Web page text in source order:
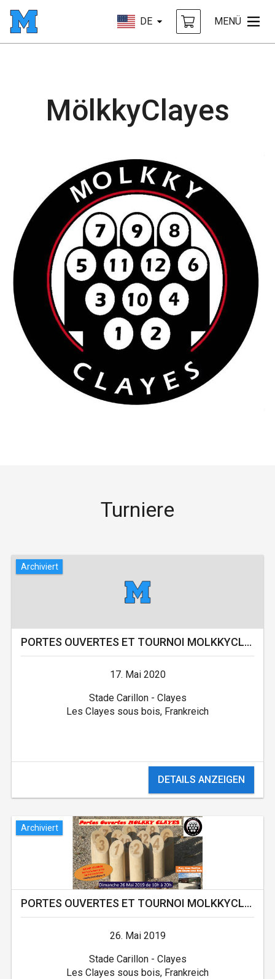
DE MENÜ
MölkkyClayes
Turniere
Archiviert
PORTES OUVERTES ET TOURNOI MOLKKYCLAYES
17. Mai 2020
Stade Carillon - Clayes
Les Clayes sous bois, Frankreich
DETAILS ANZEIGEN
Archiviert
PORTES OUVERTES ET TOURNOI MOLKKYCLAYES
26. Mai 2019
Stade Carillon - Clayes
Les Clayes sous bois, Frankreich